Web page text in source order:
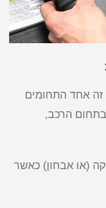
אחד התחומים
הרכב,
(או אבחון) כאשר